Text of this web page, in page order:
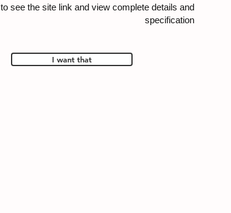
to see the site link and view complete details and
specification
I want that